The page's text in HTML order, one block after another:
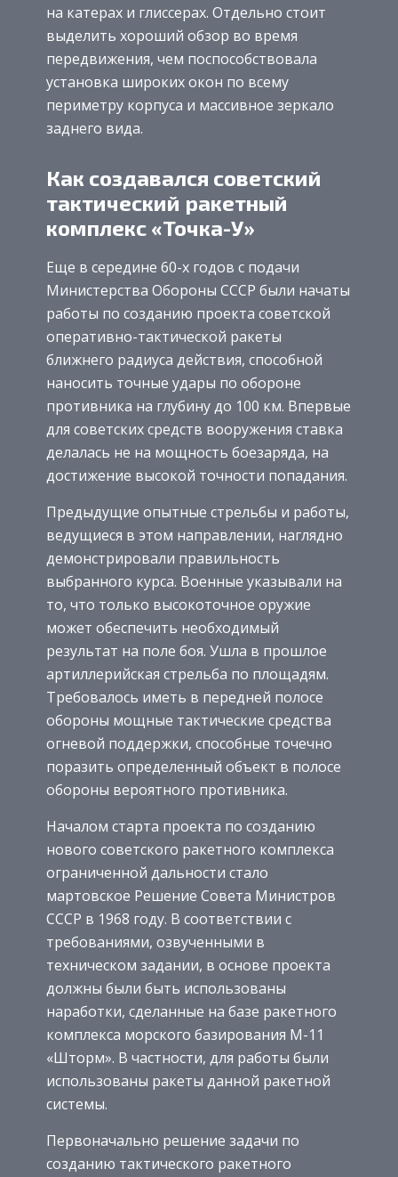
на катерах и глиссерах. Отдельно стоит
выделить хороший обзор во время
передвижения, чем поспособствовала
установка широких окон по всему
периметру корпуса и массивное зеркало
заднего вида.
Как создавался советский
тактический ракетный
комплекс «Точка-У»
Еще в середине 60-х годов с подачи
Министерства Обороны СССР были начаты
работы по созданию проекта советской
оперативно-тактической ракеты
ближнего радиуса действия, способной
наносить точные удары по обороне
противника на глубину до 100 км. Впервые
для советских средств вооружения ставка
делалась не на мощность боезаряда, на
достижение высокой точности попадания.
Предыдущие опытные стрельбы и работы,
ведущиеся в этом направлении, наглядно
демонстрировали правильность
выбранного курса. Военные указывали на
то, что только высокоточное оружие
может обеспечить необходимый
результат на поле боя. Ушла в прошлое
артиллерийская стрельба по площадям.
Требовалось иметь в передней полосе
обороны мощные тактические средства
огневой поддержки, способные точечно
поразить определенный объект в полосе
обороны вероятного противника.
Началом старта проекта по созданию
нового советского ракетного комплекса
ограниченной дальности стало
мартовское Решение Совета Министров
СССР в 1968 году. В соответствии с
требованиями, озвученными в
техническом задании, в основе проекта
должны были быть использованы
наработки, сделанные на базе ракетного
комплекса морского базирования М-11
«Шторм». В частности, для работы были
использованы ракеты данной ракетной
системы.
Первоначально решение задачи по
созданию тактического ракетного